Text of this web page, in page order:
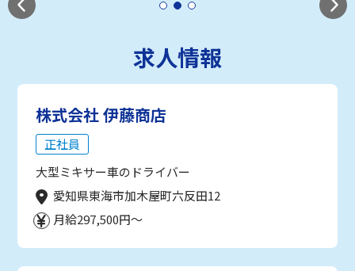
求人情報
株式会社 伊藤商店
正社員
大型ミキサー車のドライバー
愛知県東海市加木屋町六反田12
月給297,500円～